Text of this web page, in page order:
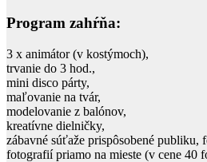
Program zahŕňa:
3 x animátor (v kostýmoch),
trvanie do 3 hod.,
mini disco párty,
maľovanie na tvár,
modelovanie z balónov,
kreatívne dielničky,
zábavné súťaže prispôsobené
fotografií priamo na mieste (v cene 40